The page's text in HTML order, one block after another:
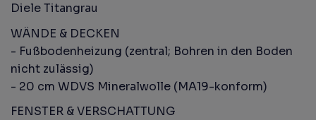
Diele Titangrau
WÄNDE & DECKEN
- Fußbodenheizung (zentral; Bohren in den Boden
nicht zulässig)
- 20 cm WDVS Mineralwolle (MA19-konform)
FENSTER & VERSCHATTUNG